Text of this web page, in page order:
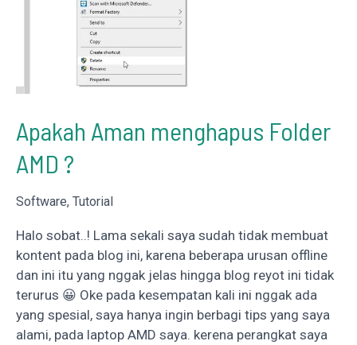
Apakah Aman menghapus Folder
AMD ?
Software, Tutorial
Halo sobat..! Lama sekali saya sudah tidak membuat
kontent pada blog ini, karena beberapa urusan offline
dan ini itu yang nggak jelas hingga blog reyot ini tidak
terurus 😀 Oke pada kesempatan kali ini nggak ada
yang spesial, saya hanya ingin berbagi tips yang saya
alami, pada laptop AMD saya. kerena perangkat saya